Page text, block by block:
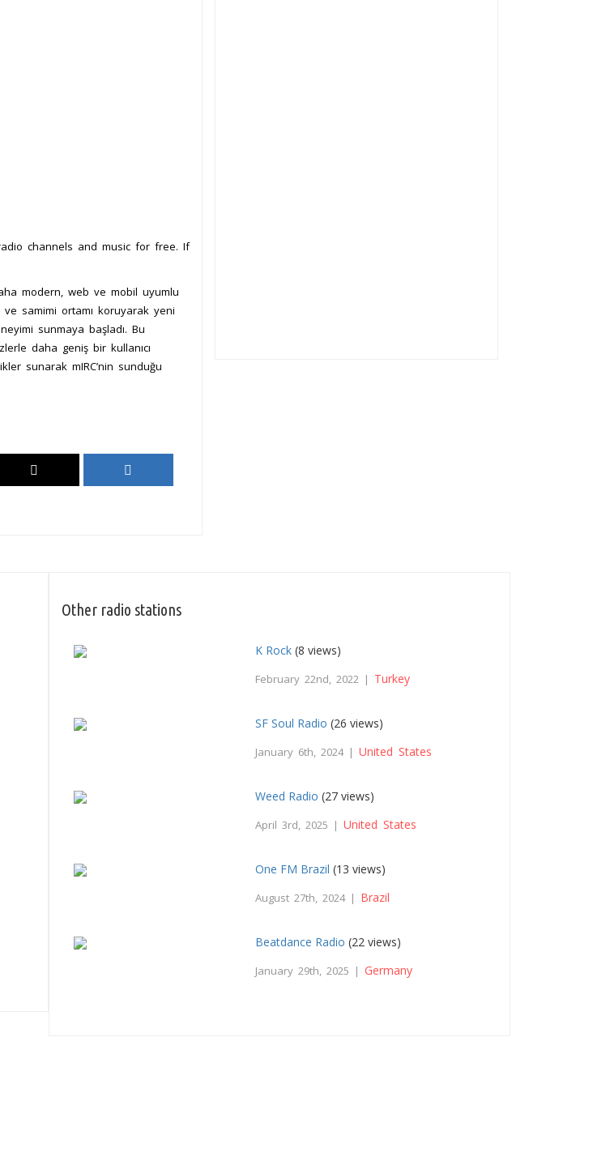
channels and music for free. If
modern, web ve mobil uyumlu
ve samimi ortamı koruyarak yeni
sunmaya başladı. Bu
daha geniş bir kullanıcı
sunarak mIRC’nin sunduğu
Other radio stations
K Rock (8 views)
February 22nd, 2022 | Turkey
SF Soul Radio (26 views)
January 6th, 2024 |United States
Weed Radio (27 views)
April 3rd, 2025 |United States
One FM Brazil (13 views)
August 27th, 2024 | Brazil
Beatdance Radio (22 views)
January 29th, 2025 | Germany